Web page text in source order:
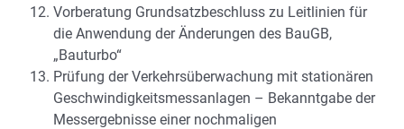
Vorberatung Grundsatzbeschluss zu Leitlinien für
die Anwendung der Änderungen des BauGB,
„Bauturbo“
Prüfung der Verkehrsüberwachung mit stationären
Geschwindigkeitsmessanlagen – Bekanntgabe der
Messergebnisse einer nochmaligen